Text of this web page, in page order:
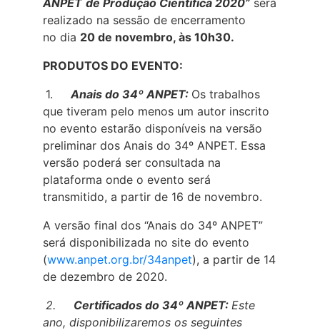
realizado na sessão de encerramento
no dia 20 de novembro, às 10h30.
PRODUTOS DO EVENTO:
1. Anais do 34º ANPET: Os trabalhos
que tiveram pelo menos um autor inscrito
no evento estarão disponíveis na versão
preliminar dos Anais do 34º ANPET. Essa
versão poderá ser consultada na
plataforma onde o evento será
transmitido, a partir de 16 de novembro.
A versão final dos “Anais do 34º ANPET”
será disponibilizada no site do evento
(www.anpet.org.br/34anpet), a partir de 14
de dezembro de 2020.
2. Certificados do 34º ANPET: Este
ano, disponibilizaremos os seguintes